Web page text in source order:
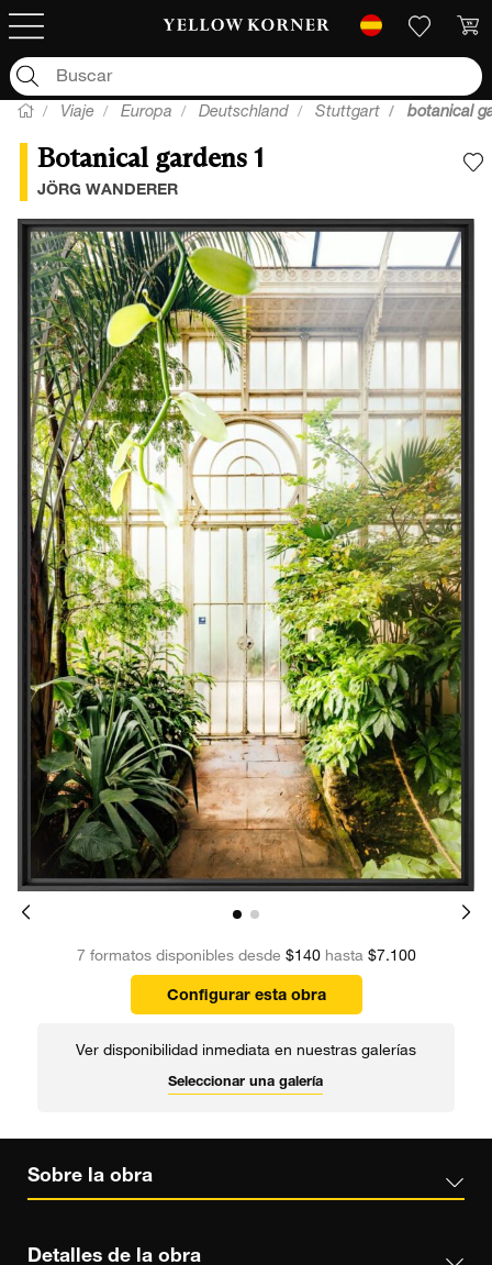
Viaje Europa Deutschland Stuttgart botanical
Botanical gardens 1
JÖRG WANDERER
7 formatos disponibles desde $140hasta $7.100
Configurar esta obra
Ver disponibilidad inmediata en nuestras galerías
Seleccionar una galería
Sobre la obra
Detalles de la obra